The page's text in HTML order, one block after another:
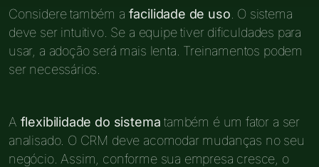
Considere também a facilidade de uso . O sistema
deve ser intuitivo. Se a equipe tiver dificuldades para
usar, a adoção será mais lenta. Treinamentos podem
ser necessários.
A flexibilidade do sistema também é um fator a ser
analisado. O CRM deve acomodar mudanças no seu
negócio. Assim, conforme sua empresa cresce, o